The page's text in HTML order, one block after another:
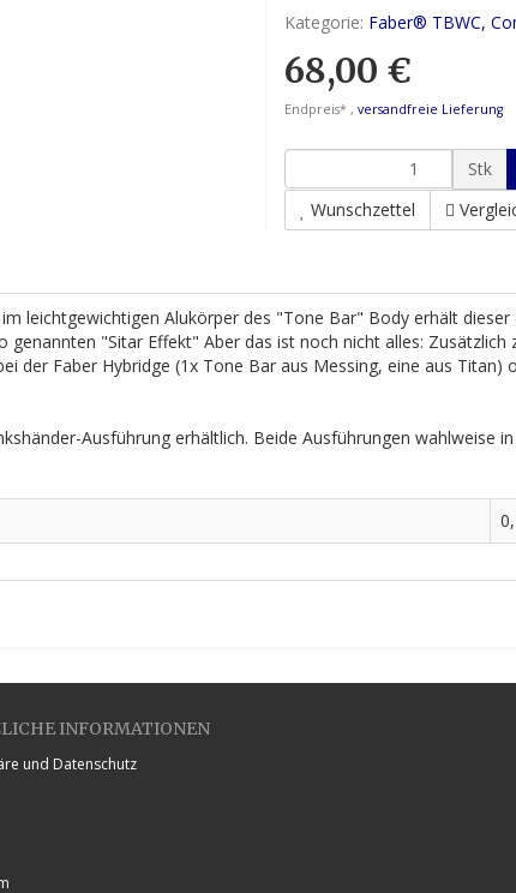
Kategorie: Faber® TBWC,
68,00 €
Endpreis* , versandfreie Lieferung
Stk
Wunschzettel
leichtgewichtigen Alukörper des "Tone Bar" Body erhält
"Sitar Effekt" Aber das ist noch nicht alles:
der Faber Hybridge (1x Tone Bar aus Messing, eine aus
Ausführung erhältlich. Beide Ausführungen wahlweise
INFORMATIONEN
und Datenschutz